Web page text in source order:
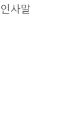
인사말